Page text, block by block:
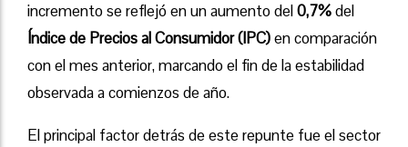
incremento se reflejó en un aumento del0,7%del
Índice de Precios al Consumidor (IPC)en comparación
con el mes anterior, marcando el fin de la estabilidad
observada a comienzos de año.
El principal factor detrás de este repunte fue el sector